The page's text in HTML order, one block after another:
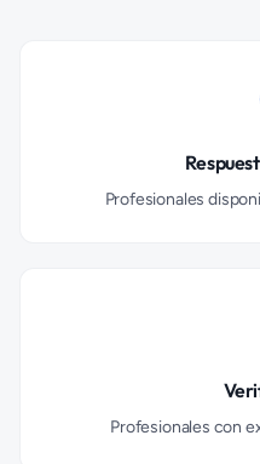
Profesionales
Profesionales con